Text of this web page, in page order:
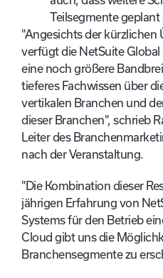
Teilsegmente geplant
"Angesichts der kürzlichen
verfügt die NetSuite
eine noch größere
tieferes Fachwissen über
vertikalen Branchen und
dieser Branchen", schrieb
Leiter des
nach der Veranstaltung.
"Die Kombination dieser
jährigen Erfahrung von
Systems für den Betrieb
Cloud gibt uns die
Branchensegmente zu